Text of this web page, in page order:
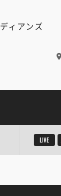
ィアンズ
LIVE